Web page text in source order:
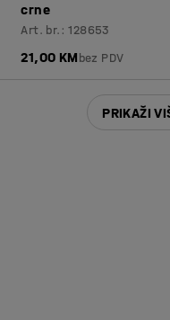
crne
Art. br.: 128653
21,00 KMbez PDV
PRIKAŽI